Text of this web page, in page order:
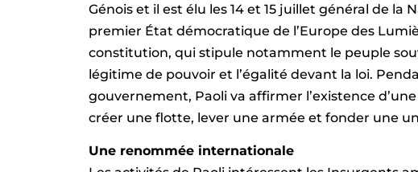
Génois et il est élu les 14 et 15 juillet général de la
premier État démocratique de l’Europe des
constitution, qui stipule notamment le peuple
légitime de pouvoir et l’égalité devant la loi.
gouvernement, Paoli va affirmer l’existence
créer une flotte, lever une armée et fonder une
Une renommée internationale